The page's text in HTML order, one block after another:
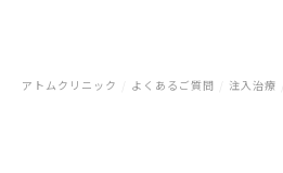
アトムクリニック よくあるご質問 注入治療